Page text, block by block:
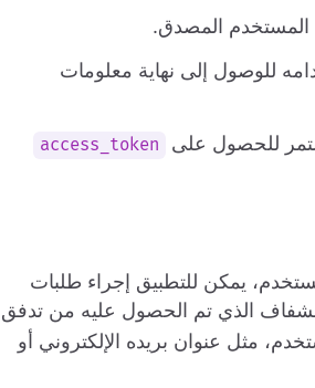
للوصول إلى نهاية معلومات
للحصول على access_token
يمكن للتطبيق إجراء طلبات
الذي تم الحصول عليه من تدفق
مثل عنوان بريده الإلكتروني أو